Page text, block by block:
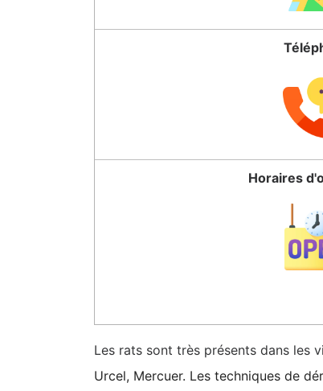
Horaires
Les rats sont très présents dans les
Urcel, Mercuer. Les techniques de